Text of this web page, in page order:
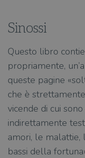
Sinossi
Questo libro
propriamente,
queste pagine
che è
vicende di cui
indirettamente
amori, le malattie,
bassi della